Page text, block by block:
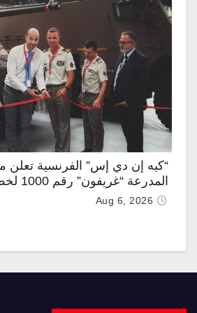
“كيه إن دي إس” الفرنسية تعلن
المدرعة “غريفون” رقم 1000 لخط الإنتاج
Aug 6, 2026